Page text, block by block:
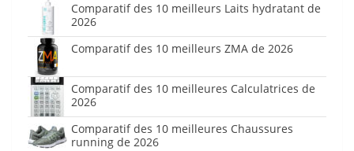
Comparatif des 10 meilleurs Laits hydratant de
2026
Comparatif des 10 meilleurs ZMA de 2026
Comparatif des 10 meilleures Calculatrices de
2026
Comparatif des 10 meilleures Chaussures
running de 2026